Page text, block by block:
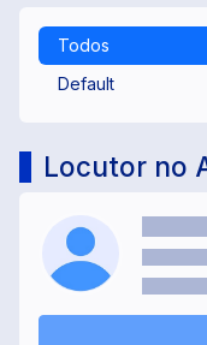
Todos
Default
Locutor no